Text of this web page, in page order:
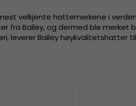
velkjente hattemerkene i
fra Bailey, og dermed ble
leverer Bailey høykvalitetshatter